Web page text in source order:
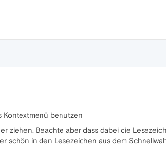
Kontextmenü benutzen
ziehen. Beachte aber dass dabei die
schön in den Lesezeichen aus dem